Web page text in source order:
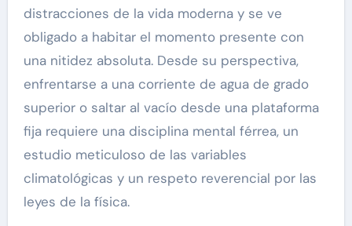
distracciones de la vida moderna y se ve
obligado a habitar el momento presente con
una nitidez absoluta. Desde su perspectiva,
enfrentarse a una corriente de agua de grado
superior o saltar al vacío desde una plataforma
fija requiere una disciplina mental férrea, un
estudio meticuloso de las variables
climatológicas y un respeto reverencial por las
leyes de la física.